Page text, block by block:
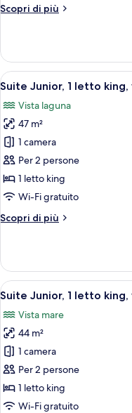
king,
(Allure
-
Live
Big)
Scopri di più
Altri
Junior,
letto
vista
laguna
(Allure
Live
Big)
Apri
tutte
le
foto
per
Suite
Junior,
1
king,
(Allure)
6
Suite Junior, 1 letto
Vista laguna
47 m²
1 camera
Per 2 persone
1 letto king
Wi-Fi gratuito
Scopri di più
Altri
Junior,
letto
vista
laguna
(Allure)
Apri
tutte
le
foto
per
Suite
Junior,
1
6
Suite Junior, 1 letto
Vista mare
44 m²
1 camera
Per 2 persone
1 letto king
Wi-Fi gratuito